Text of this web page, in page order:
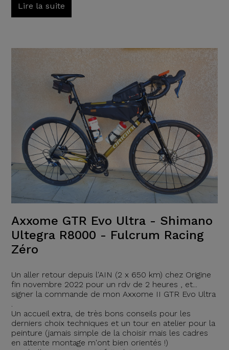
Lire la suite
Axxome GTR Evo Ultra - Shimano
Ultegra R8000 - Fulcrum Racing
Zéro
Un aller retour depuis l'AIN (2 x 650 km) chez Origine
fin novembre 2022 pour un rdv de 2 heures , et...
signer la commande de mon Axxome II GTR Evo Ultra
Un accueil extra, de très bons conseils pour les
derniers choix techniques et un tour en atelier pour la
peinture (jamais simple de la choisir mais les cadres
en attente montage m'ont bien orientés !)